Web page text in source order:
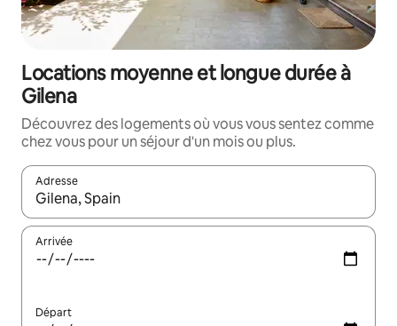
Locations moyenne et longue durée à
Gilena
Découvrez des logements où vous vous sentez comme
chez vous pour un séjour d'un mois ou plus.
Adresse
Lorsque les résultats s'affichent, utilisez les flèches vers le
Arrivée
Départ